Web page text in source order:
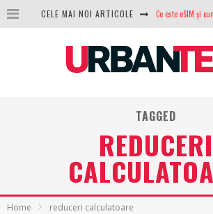
CELE MAI NOI ARTICOLE
TAGGED
REDUCERI
Home reduceri calculatoare